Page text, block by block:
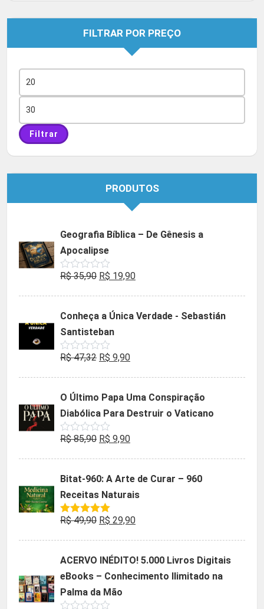
FILTRAR POR PREÇO
mínimo
máximo
Filtrar
PRODUTOS
Geografia Bíblica – De Gênesis a
Apocalipse
Avaliação
de
R$35,90 O
era:
R$ 35,90.
R$ 19,90O
é:
Conheça a Única Verdade - Sebastián
Santisteban
Avaliação
de
R$47,32 O
era:
R$ 47,32.
R$ 9,90O
é:
R$ 9,90.
O Último Papa Uma Conspiração
Diabólica Para Destruir o Vaticano
Avaliação
de
R$85,90 O
era:
R$ 85,90.
R$ 9,90O
é:
R$ 9,90.
Bitat-960: A Arte de Curar – 960
Receitas Naturais
Avaliação
R$49,90 O
era:
R$ 49,90.
R$ 29,90O
é:
R$ 29,90.
ACERVO INÉDITO! 5.000 Livros Digitais
eBooks – Conhecimento Ilimitado na
Palma da Mão